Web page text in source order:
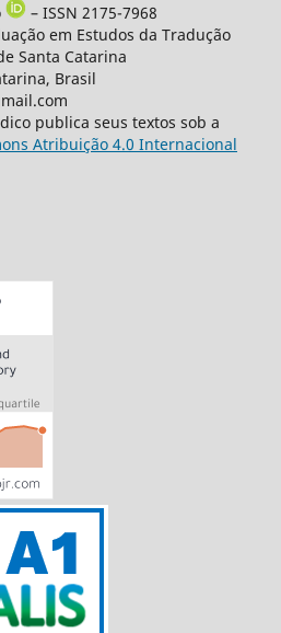
– ISSN 2175-7968
em Estudos da Tradução
Santa Catarina
Brasil
publica seus textos sob a
Atribuição 4.0 Internacional